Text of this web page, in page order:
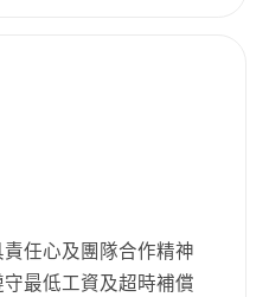
任心及團隊合作精神
最低工資及超時補償